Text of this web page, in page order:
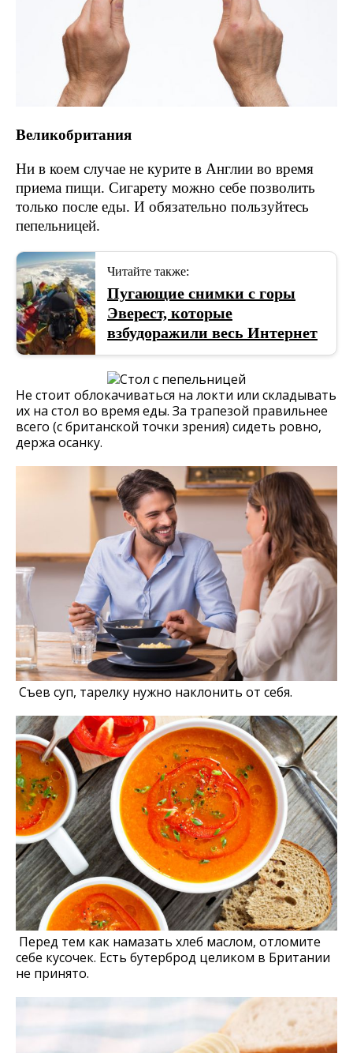
Великобритания
Ни в коем случае не курите в Англии во время
приема пищи. Сигарету можно себе позволить
только после еды. И обязательно пользуйтесь
пепельницей.
Читайте также:
Пугающие снимки с горы
Эверест, которые
взбудоражили весь Интернет
Не стоит облокачиваться на локти или складывать
их на стол во время еды. За трапезой правильнее
всего (с британской точки зрения) сидеть ровно,
держа осанку.
Съев суп, тарелку нужно наклонить от себя.
Перед тем как намазать хлеб маслом, отломите
себе кусочек. Есть бутерброд целиком в Британии
не принято.